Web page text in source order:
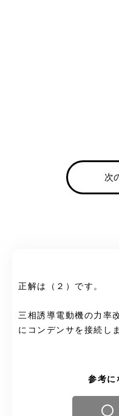
次
正解は（２）です。
三相誘導電動機の力率
にコンデンサを接続し
参考に